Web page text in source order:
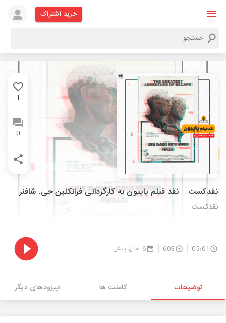
خرید اشتراک
1
0
نقدکست – نقد فیلم پاپیون به کارگردانی فرانکلین جی. شافنر
نقدکست
05:01
603 6 سال پیش
توضیحات کامنت ها اپیزودهای دیگر